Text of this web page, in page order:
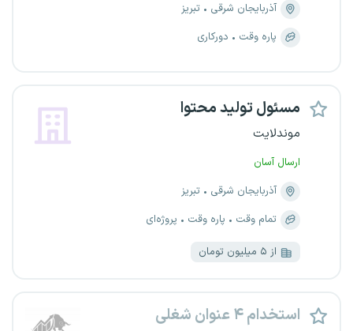
آذربایجان شرقی
تبریز
پاره وقت
دورکاری
مسئول تولید محتوا
موندلایت
ارسال آسان
آذربایجان شرقی
تبریز
تمام وقت
پاره وقت پروژه‌ای
از ۵ میلیون تومان
استخدام ۴ عنوان شغلی